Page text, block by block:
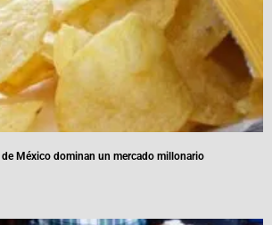
México dominan un mercado millonario